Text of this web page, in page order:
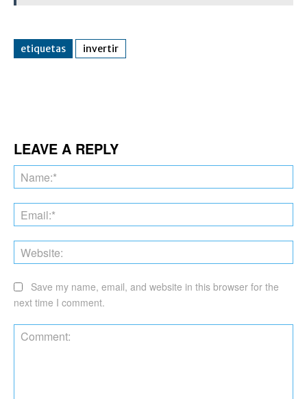
etiquetas invertir
LEAVE A REPLY
Save my name, email, and website in this browser for the
next time I comment.